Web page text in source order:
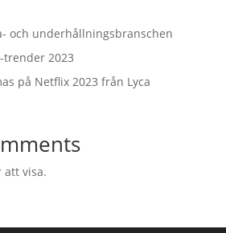
och underhållningsbranschen
trender 2023
på Netflix 2023 från Lyca
att visa.